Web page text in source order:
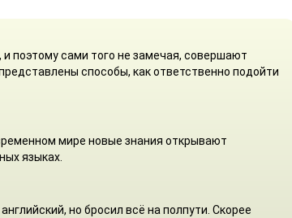
поэтому сами того не замечая, совершают
способы, как ответственно подойти
мире новые знания открывают
языках.
но бросил всё на полпути. Скорее